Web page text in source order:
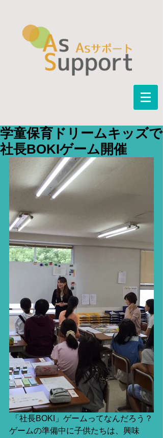
学童保育ドリームキッズで
社長BOKIゲーム開催
「社長BOKI」ゲームってなんだろう？
ゲームの準備中に子供たちは、興味